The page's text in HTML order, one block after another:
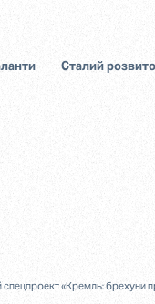
Сталий
«Кремль: брехуни